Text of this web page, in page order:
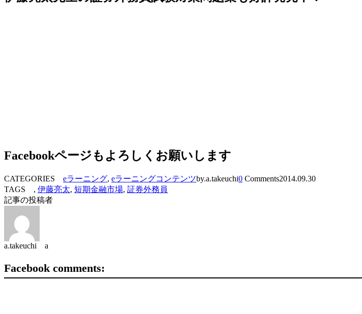
Facebookページもよろしくお願いします
CATEGORIES eラーニング, eラーニングコンテンツby.a.takeuchi0 Comments2014.09.30
TAGS , 伊藤亮太, 短期金融市場, 証券外務員
記事の投稿者
a.takeuchi a
Facebook comments: